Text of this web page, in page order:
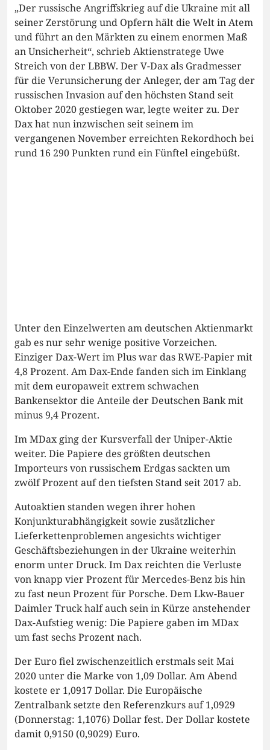
„Der russische Angriffskrieg auf die Ukraine mit all
seiner Zerstörung und Opfern hält die Welt in Atem
und führt an den Märkten zu einem enormen Maß
an Unsicherheit“, schrieb Aktienstratege Uwe
Streich von der LBBW. Der V-Dax als Gradmesser
für die Verunsicherung der Anleger, der am Tag der
russischen Invasion auf den höchsten Stand seit
Oktober 2020 gestiegen war, legte weiter zu. Der
Dax hat nun inzwischen seit seinem im
vergangenen November erreichten Rekordhoch bei
rund 16 290 Punkten rund ein Fünftel eingebüßt.
Unter den Einzelwerten am deutschen Aktienmarkt
gab es nur sehr wenige positive Vorzeichen.
Einziger Dax-Wert im Plus war das RWE-Papier mit
4,8 Prozent. Am Dax-Ende fanden sich im Einklang
mit dem europaweit extrem schwachen
Bankensektor die Anteile der Deutschen Bank mit
minus 9,4 Prozent.
Im MDax ging der Kursverfall der Uniper-Aktie
weiter. Die Papiere des größten deutschen
Importeurs von russischem Erdgas sackten um
zwölf Prozent auf den tiefsten Stand seit 2017 ab.
Autoaktien standen wegen ihrer hohen
Konjunkturabhängigkeit sowie zusätzlicher
Lieferkettenproblemen angesichts wichtiger
Geschäftsbeziehungen in der Ukraine weiterhin
enorm unter Druck. Im Dax reichten die Verluste
von knapp vier Prozent für Mercedes-Benz bis hin
zu fast neun Prozent für Porsche. Dem Lkw-Bauer
Daimler Truck half auch sein in Kürze anstehender
Dax-Aufstieg wenig: Die Papiere gaben im MDax
um fast sechs Prozent nach.
Der Euro fiel zwischenzeitlich erstmals seit Mai
2020 unter die Marke von 1,09 Dollar. Am Abend
kostete er 1,0917 Dollar. Die Europäische
Zentralbank setzte den Referenzkurs auf 1,0929
(Donnerstag: 1,1076) Dollar fest. Der Dollar kostete
damit 0,9150 (0,9029) Euro.